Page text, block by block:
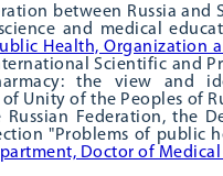
between Russia
and medical
Health, Organization
Scientific and
the view and
of Unity of the Peoples of
Federation, the
"Problems of public
Doctor of